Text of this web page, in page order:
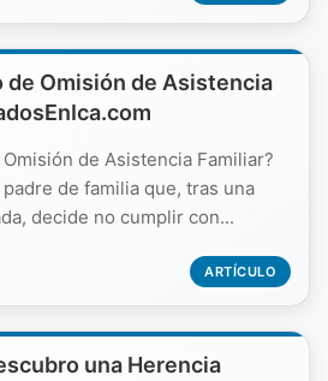
de Omisión de Asistencia
de Asistencia Familiar?
de familia que, tras una
decide no cumplir con...
ARTÍCULO
una Herencia